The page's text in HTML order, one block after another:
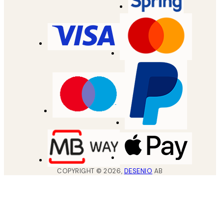
COPYRIGHT ©2026, DESENIO AB